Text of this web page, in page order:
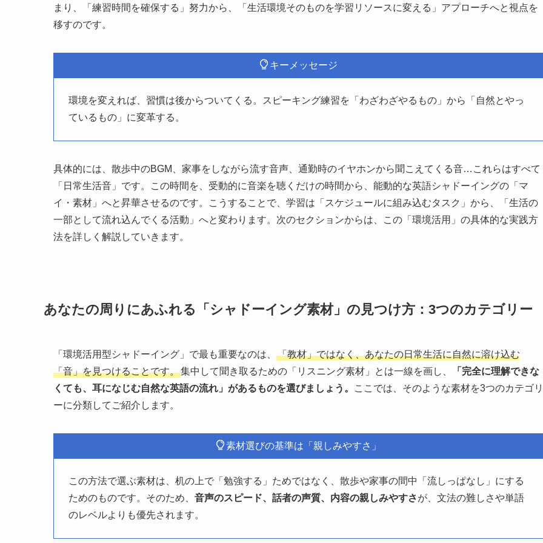
まり、「練習時間を確保する」努力から、「生活環境そのものを学習リソースに変える」アプローチへと視点を
移すのです。
キーメッセージ
環境を変えれば、習慣は後からついてくる。スピーキング練習を「わざわざやるもの」から「自然とやっ
ているもの」に変革する。
具体的には、散歩中のBGM、家事をしながら流す音声、通勤時のイヤホンから聞こえてくる音…これらはすべて
「日常生活音」です。この時間を、受動的に音楽を聴くだけの時間から、能動的な英語シャドーイングの「マ
イ・素材」へと昇華させるのです。こうすることで、学習は「スケジュールに組み込むタスク」から、「生活の
一部として流れ込んでくる活動」へと変わります。次のセクションからは、この「環境活用」の具体的な実践方
法を詳しく解説していきます。
あなたの周りにあふれる「シャドーイング素材」の見つけ方：3つのカテゴリー
「環境活用型シャドーイング」で最も重要なのは、
「教材」ではなく、あなたの日常生活に自然に溶け込む
「音」を見つけることです。集中して聞き取るための「リスニング素材」とは一線を画し、
「完全に理解できな
くても、耳になじむ自然な英語の流れ」があるものを選びましょう。
ここでは、そのような素材を3つのカテゴリ
ーに分類してご紹介します。
素材選びの基準は「親しみやすさ」
この方法で選ぶ素材は、机の上で「勉強する」ためではなく、散歩や家事の間中「流しっぱなし」にする
ためのものです。そのため、 音声のスピード、話者の声質、内容の親しみやすさが、文法の難しさや単語
のレベルよりも優先されます。